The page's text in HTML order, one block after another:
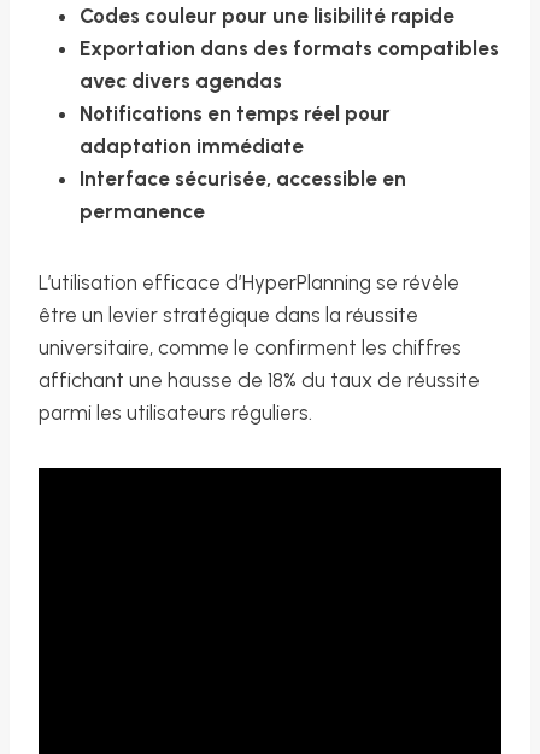
Codes couleur pour une lisibilité rapide
Exportation dans des formats compatibles
avec divers agendas
Notifications en temps réel pour
adaptation immédiate
Interface sécurisée, accessible en
permanence
L’utilisation efficace d’HyperPlanning se révèle
être un levier stratégique dans la réussite
universitaire, comme le confirment les chiffres
affichant une hausse de 18% du taux de réussite
parmi les utilisateurs réguliers.